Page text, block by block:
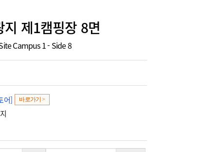
제1캠핑장 8면
Campus 1 - Side 8
어] 바로가기 >